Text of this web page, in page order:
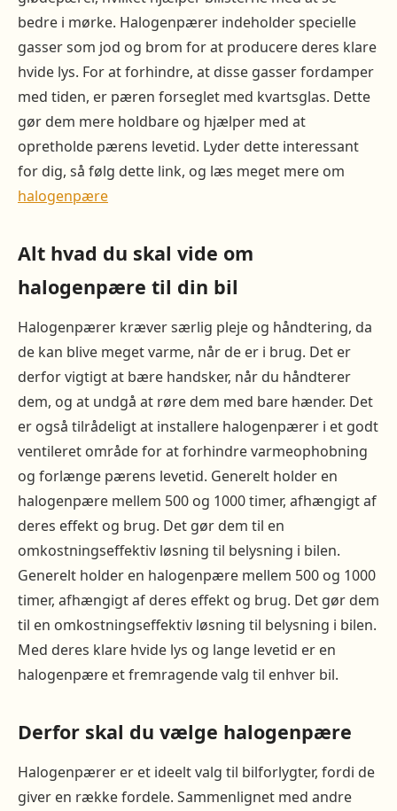
bedre i mørke. Halogenpærer indeholder specielle
gasser som jod og brom for at producere deres klare
hvide lys. For at forhindre, at disse gasser fordamper
med tiden, er pæren forseglet med kvartsglas. Dette
gør dem mere holdbare og hjælper med at
opretholde pærens levetid. Lyder dette interessant
for dig, så følg dette link, og læs meget mere om
halogenpære
Alt hvad du skal vide om
halogenpære til din bil
Halogenpærer kræver særlig pleje og håndtering, da
de kan blive meget varme, når de er i brug. Det er
derfor vigtigt at bære handsker, når du håndterer
dem, og at undgå at røre dem med bare hænder. Det
er også tilrådeligt at installere halogenpærer i et godt
ventileret område for at forhindre varmeophobning
og forlænge pærens levetid. Generelt holder en
halogenpære mellem 500 og 1000 timer, afhængigt af
deres effekt og brug. Det gør dem til en
omkostningseffektiv løsning til belysning i bilen.
Generelt holder en halogenpære mellem 500 og 1000
timer, afhængigt af deres effekt og brug. Det gør dem
til en omkostningseffektiv løsning til belysning i bilen.
Med deres klare hvide lys og lange levetid er en
halogenpære et fremragende valg til enhver bil.
Derfor skal du vælge halogenpære
Halogenpærer er et ideelt valg til bilforlygter, fordi de
giver en række fordele. Sammenlignet med andre